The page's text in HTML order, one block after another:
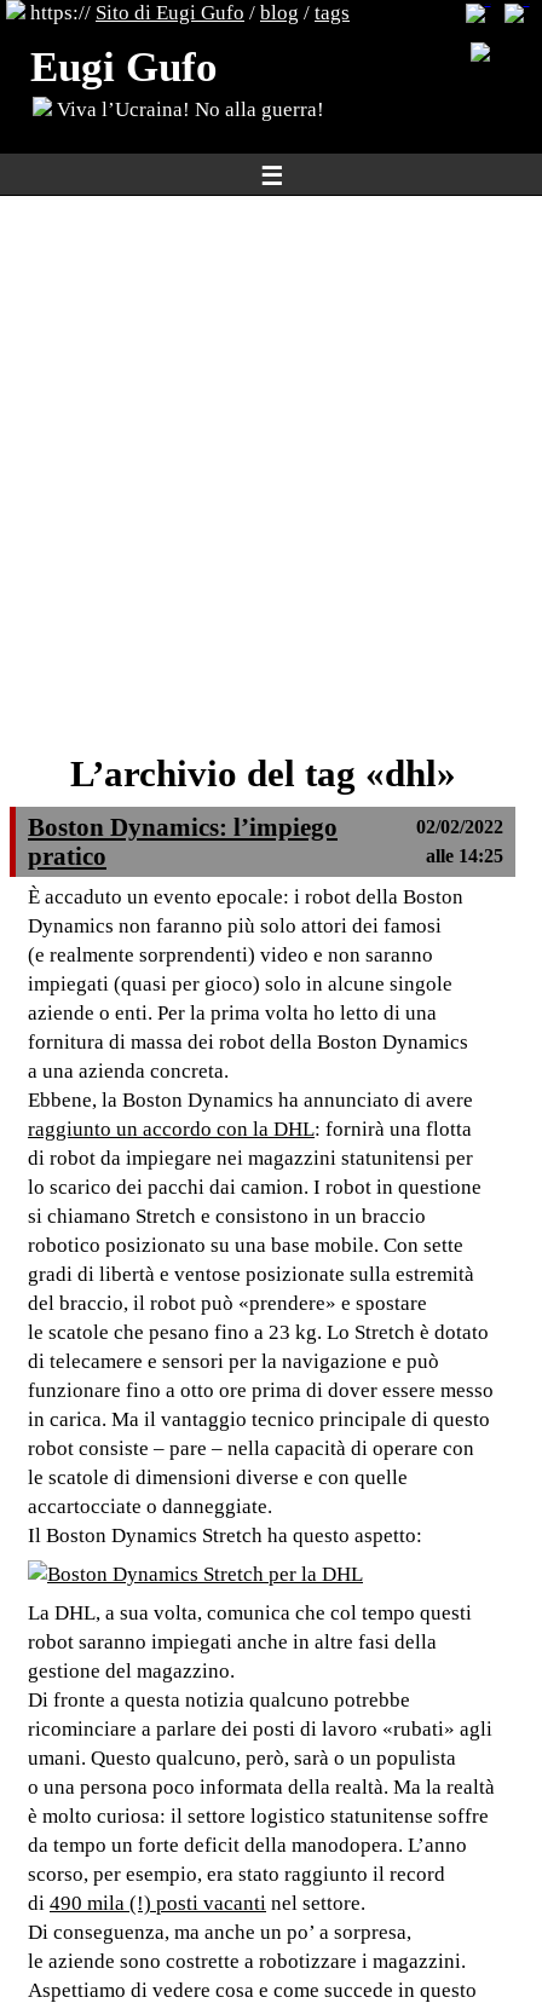
https:// Sito di Eugi Gufo / blog / tags
Eugi Gufo
Viva l’Ucraina! No alla guerra!
☰
L’archivio del tag «dhl»
Boston Dynamics: l’impiego
pratico
02/02/2022
alle 14:25
È accaduto un evento epocale: i robot della Boston
Dynamics non faranno più solo attori dei famosi
(e realmente sorprendenti) video e non saranno
impiegati (quasi per gioco) solo in alcune singole
aziende o enti. Per la prima volta ho letto di una
fornitura di massa dei robot della Boston Dynamics
a una azienda concreta.
Ebbene, la Boston Dynamics ha annunciato di avere
raggiunto un accordo con la DHL: fornirà una flotta
di robot da impiegare nei magazzini statunitensi per
lo scarico dei pacchi dai camion. I robot in questione
si chiamano Stretch e consistono in un braccio
robotico posizionato su una base mobile. Con sette
gradi di libertà e ventose posizionate sulla estremità
del braccio, il robot può «prendere» e spostare
le scatole che pesano fino a 23 kg. Lo Stretch è dotato
di telecamere e sensori per la navigazione e può
funzionare fino a otto ore prima di dover essere messo
in carica. Ma il vantaggio tecnico principale di questo
robot consiste – pare – nella capacità di operare con
le scatole di dimensioni diverse e con quelle
accartocciate o danneggiate.
Il Boston Dynamics Stretch ha questo aspetto:
La DHL, a sua volta, comunica che col tempo questi
robot saranno impiegati anche in altre fasi della
gestione del magazzino.
Di fronte a questa notizia qualcuno potrebbe
ricominciare a parlare dei posti di lavoro «rubati» agli
umani. Questo qualcuno, però, sarà o un populista
o una persona poco informata della realtà. Ma la realtà
è molto curiosa: il settore logistico statunitense soffre
da tempo un forte deficit della manodopera. L’anno
scorso, per esempio, era stato raggiunto il record
di 490 mila (!) posti vacanti nel settore.
Di conseguenza, ma anche un po’ a sorpresa,
le aziende sono costrette a robotizzare i magazzini.
Aspettiamo di vedere cosa e come succede in questo